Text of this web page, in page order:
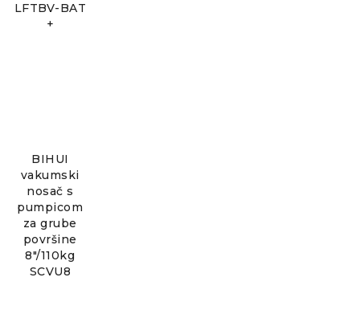
LFTBV-BAT
+
BIHUI
vakumski
nosač s
pumpicom
za grube
površine
8"/110kg
SCVU8